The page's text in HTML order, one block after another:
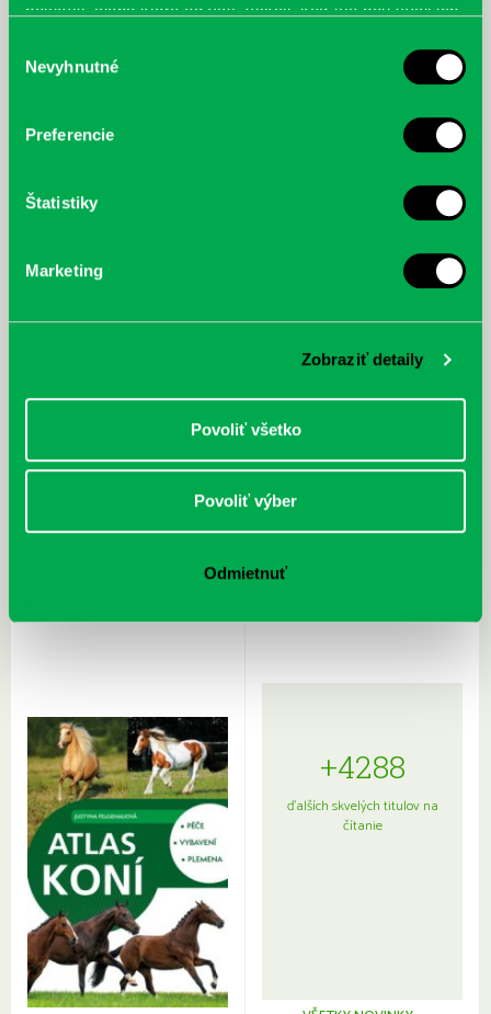
poskytli, alebo ktoré od vás získali, keď ste používali ich
súhlasu
Nevyhnutné
Preferencie
Štatistiky
Marketing
Zobraziť detaily
Povoliť všetko
Povoliť výber
Odmietnuť
McGrath, Andy: Tadej Pogačar:
nezastaviteľný
Sprievodca po hviezdnej oblohe
kompletný sprievodca
+4288
ďalších skvelých titulov na
čítanie